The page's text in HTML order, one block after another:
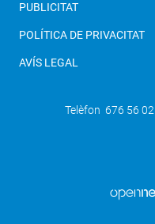
PUBLICITAT
POLÍTICA DE PRIVACITAT
AVÍS LEGAL
Telèfon 676 56